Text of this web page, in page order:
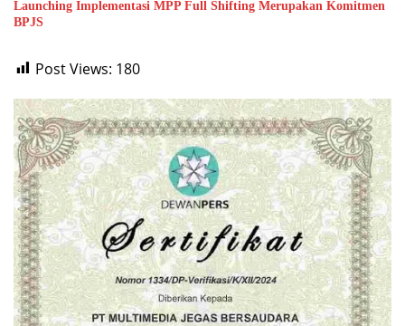
Launching Implementasi MPP Full Shifting Merupakan Komitmen
BPJS
Post Views: 180